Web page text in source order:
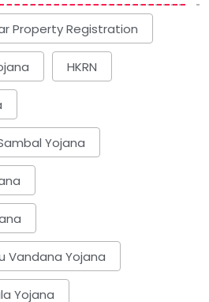
Property Registration
HKRN
Yojana
Vandana Yojana
Yojana